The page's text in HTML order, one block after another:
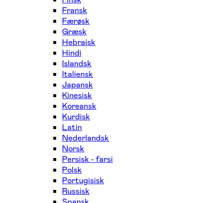
Fransk
Færøsk
Græsk
Hebraisk
Hindi
Islandsk
Italiensk
Japansk
Kinesisk
Koreansk
Kurdisk
Latin
Nederlandsk
Norsk
Persisk - farsi
Polsk
Portugisisk
Russisk